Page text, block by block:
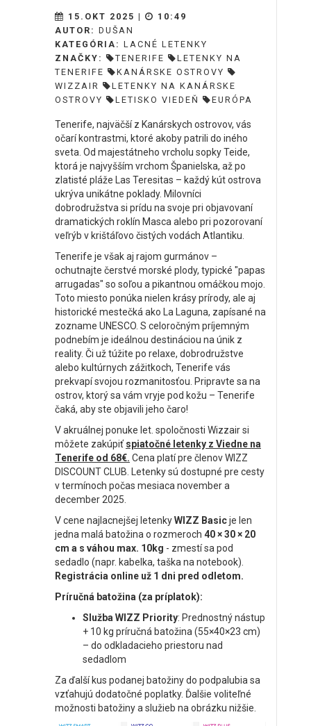
15.OKT 2025 |
10:49
AUTOR: DUŠAN
KATEGÓRIA: LACNÉ LETENKY
ZNAČKY:
TENERIFE
LETENKY NA
TENERIFE
KANÁRSKE OSTROVY
WIZZAIR
LETENKY NA KANÁRSKE
OSTROVY
LETISKO VIEDEŇ EURÓPA
Tenerife, najväčší z Kanárskych ostrovov, vás
očarí kontrastmi, ktoré akoby patrili do iného
sveta. Od majestátneho vrcholu sopky Teide,
ktorá je najvyšším vrchom Španielska, až po
zlatisté pláže Las Teresitas – každý kút ostrova
ukrýva unikátne poklady. Milovníci
dobrodružstva si prídu na svoje pri objavovaní
dramatických roklín Masca alebo pri pozorovaní
veľrýb v krištáľovo čistých vodách Atlantiku.
Tenerife je však aj rajom gurmánov –
ochutnajte čerstvé morské plody, typické "papas
arrugadas" so soľou a pikantnou omáčkou mojo.
Toto miesto ponúka nielen krásy prírody, ale aj
historické mestečká ako La Laguna, zapísané na
zozname UNESCO. S celoročným príjemným
podnebím je ideálnou destináciou na únik z
reality. Či už túžite po relaxe, dobrodružstve
alebo kultúrnych zážitkoch, Tenerife vás
prekvapí svojou rozmanitosťou. Pripravte sa na
ostrov, ktorý sa vám vryje pod kožu – Tenerife
čaká, aby ste objavili jeho čaro!
V akruálnej ponuke let. spoločnosti Wizzair si
môžete zakúpiť spiatočné letenky z Viedne na
Tenerife od 68€. Cena platí pre členov WIZZ
DISCOUNT CLUB. Letenky sú dostupné pre cesty
v termínoch počas mesiaca november a
december 2025.
V cene najlacnejšej letenkyWIZZ Basicje len
jedna malá batožina o rozmeroch 40 × 30 × 20
cm a s váhou max. 10kg - zmestí sa pod
sedadlo (napr. kabelka, taška na notebook).
Registrácia online už 1 dni pred odletom.
Príručná batožina (za príplatok):
Služba WIZZ Priority: Prednostný nástup
+ 10 kg príručná batožina (55×40×23 cm)
– do odkladacieho priestoru nad
sedadlom
Za ďalší kus podanej batožiny do podpalubia sa
vzťahujú dodatočné poplatky. Ďalšie voliteľné
možnosti batožiny a služieb na obrázku nižšie.